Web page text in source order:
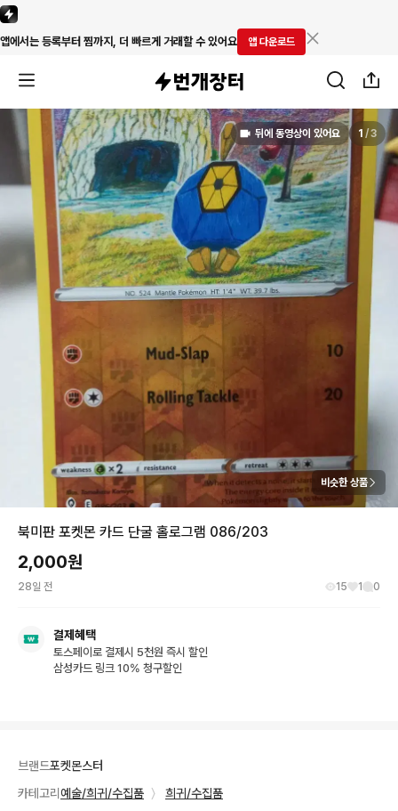
앱에서는 등록부터 찜까지, 더 빠르게 거래할 수 있어요 앱 다운로드
뒤에 동영상이 있어요 1 /3
비슷한 상품
북미판 포켓몬 카드 단굴 홀로그램 086/203
2,000원
28일 전 15 1 0
결제혜택
토스페이로 결제시 5천원 즉시 할인
삼성카드 링크 10% 청구할인
브랜드포켓몬스터
카테고리 예술/희귀/수집품 〉
희귀/수집품